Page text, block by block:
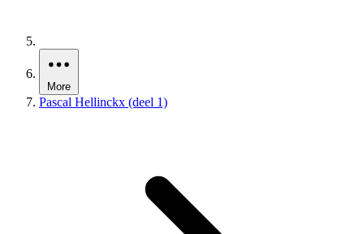
More
Pascal Hellinckx (deel 1)